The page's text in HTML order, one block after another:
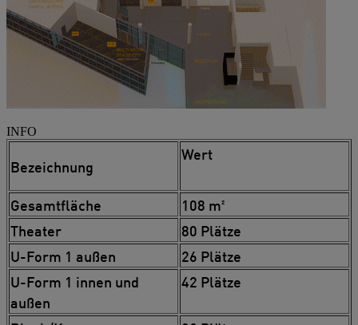
INFO
Bezeichnung
Wert
Gesamtfläche
108 m²
Theater
80 Plätze
U-Form 1 außen
26 Plätze
U-Form 1 innen und
außen
42 Plätze